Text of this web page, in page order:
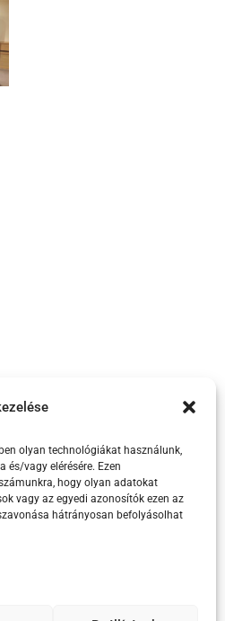
olyan technológiákat használunk,
vagy elérésére. Ezen
hogy olyan adatokat
vagy az egyedi azonosítók ezen az
hátrányosan befolyásolhat
szabályzat